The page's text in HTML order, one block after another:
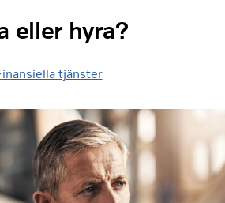
eller hyra?
tjänster